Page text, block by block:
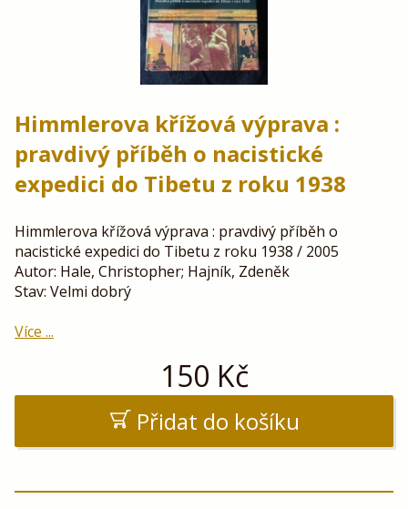
Himmlerova křížová výprava :
pravdivý příběh o nacistické
expedici do Tibetu z roku 1938
Himmlerova křížová výprava : pravdivý příběh o
nacistické expedici do Tibetu z roku 1938 / 2005
Autor: Hale, Christopher; Hajník, Zdeněk
Stav: Velmi dobrý
Více ...
150 Kč
Přidat do košíku